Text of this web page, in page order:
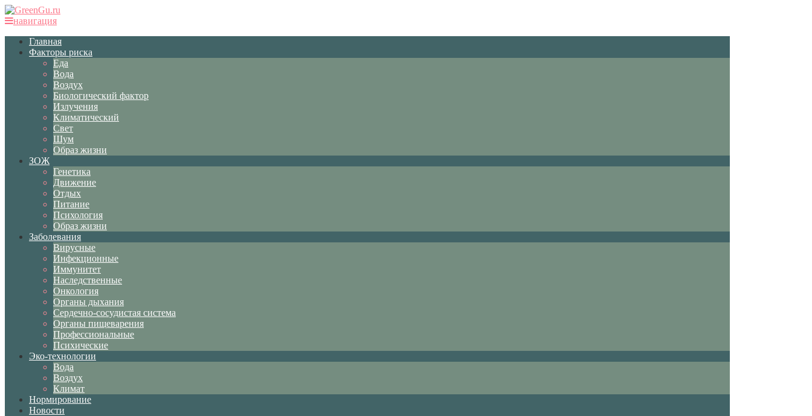
навигация
Главная
Факторы риска
Еда
Вода
Воздух
Биологический фактор
Излучения
Климатический
Свет
Шум
Образ жизни
ЗОЖ
Генетика
Движение
Отдых
Питание
Психология
Образ жизни
Заболевания
Вирусные
Инфекционные
Иммунитет
Наследственные
Онкология
Органы дыхания
Сердечно-сосудистая система
Органы пищеварения
Профессиональные
Психические
Эко-технологии
Вода
Воздух
Климат
Нормирование
Новости